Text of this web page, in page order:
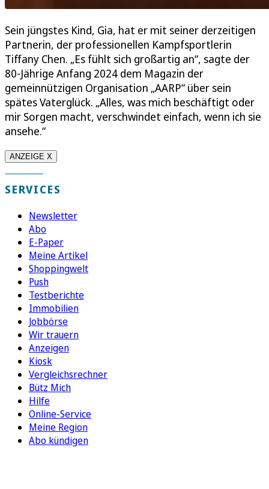
Sein jüngstes Kind, Gia, hat er mit seiner derzeitigen
Partnerin, der professionellen Kampfsportlerin
Tiffany Chen. „Es fühlt sich großartig an“, sagte der
80-Jährige Anfang 2024 dem Magazin der
gemeinnützigen Organisation „AARP“ über sein
spätes Vaterglück. „Alles, was mich beschäftigt oder
mir Sorgen macht, verschwindet einfach, wenn ich sie
ansehe.“
ANZEIGE X
SERVICES
Newsletter
Abo
E-Paper
Meine Artikel
Shoppingwelt
Push
Testberichte
Immobilien
Jobbörse
Wir trauern
Anzeigen
Kiosk
Vergleichsrechner
Bütz Mich
Hilfe
Online-Service
Meine Region
Abo kündigen